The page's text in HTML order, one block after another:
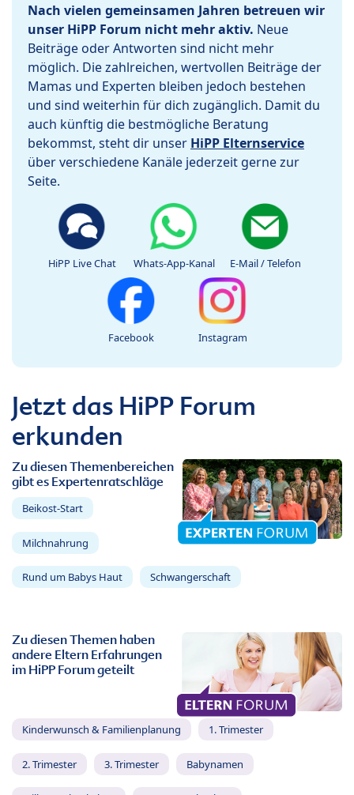
Nach vielen gemeinsamen Jahren betreuen wir
unser HiPP Forum nicht mehr aktiv. Neue
Beiträge oder Antworten sind nicht mehr
möglich. Die zahlreichen, wertvollen Beiträge der
Mamas und Experten bleiben jedoch bestehen
und sind weiterhin für dich zugänglich. Damit du
auch künftig die bestmögliche Beratung
bekommst, steht dir unser HiPP Elternservice
über verschiedene Kanäle jederzeit gerne zur
Seite.
HiPP Live Chat Whats-App-Kanal E-Mail / Telefon
Facebook Instagram
Jetzt das HiPP Forum
erkunden
Zu diesen Themenbereichen
gibt es Expertenratschläge
Beikost-Start
Milchnahrung
Rund um Babys Haut Schwangerschaft
Zu diesen Themen haben
andere Eltern Erfahrungen
im HiPP Forum geteilt
Kinderwunsch & Familienplanung 1. Trimester
2. Trimester 3. Trimester Babynamen